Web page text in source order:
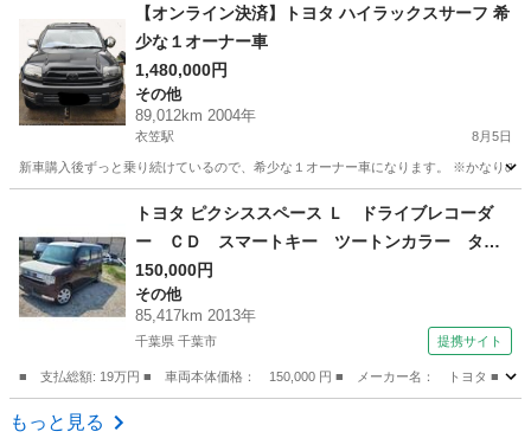
伊勢佐木長者町駅 ハイエース
【オンライン決済】トヨタ ハイラックスサーフ 希
少な１オーナー車
1,480,000円
その他
89,012km 2004年
衣笠駅 8月5日
新車購入後ずっと乗り続けているので、希少な１オーナー車になります。 ※かなりの
横須賀市 衣笠駅 ハイラックスサーフ
トヨタ ピクシススペース Ｌ ドライブレコーダ
ー ＣＤ スマートキー ツートンカラー タイ
ヤホイール１４インチ 走行距離８５０００キロ
（車検整備付）
150,000円
その他
85,417km 2013年
千葉県 千葉市 提携サイト
■ 支払総額: 19万円 ■ 車両本体価格： 150,000 円 ■ メーカー名： トヨタ ■
千葉 千葉市
もっと見る